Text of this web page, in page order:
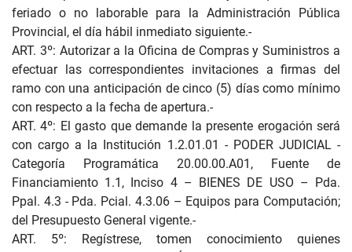
feriado o no laborable para la Administración Pública
Provincial, el día hábil inmediato siguiente.-
ART. 3º: Autorizar a la Oficina de Compras y Suministros a
efectuar las correspondientes invitaciones a firmas del
ramo con una anticipación de cinco (5) días como mínimo
con respecto a la fecha de apertura.-
ART. 4º: El gasto que demande la presente erogación será
con cargo a la Institución 1.2.01.01 - PODER JUDICIAL -
Categoría Programática 20.00.00.A01, Fuente de
Financiamiento 1.1, Inciso 4 – BIENES DE USO – Pda.
Ppal. 4.3 - Pda. Pcial. 4.3.06 – Equipos para Computación;
del Presupuesto General vigente.-
ART. 5º: Regístrese, tomen conocimiento quienes